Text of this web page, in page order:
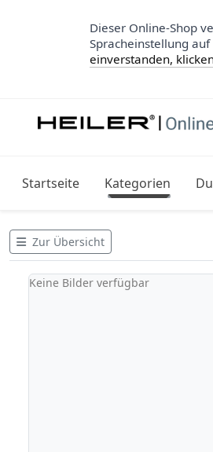
Dieser Online-Shop
Spracheinstellung
einverstanden,
Startseite Kategorien
Zur Übersicht
Keine Bilder verfügbar